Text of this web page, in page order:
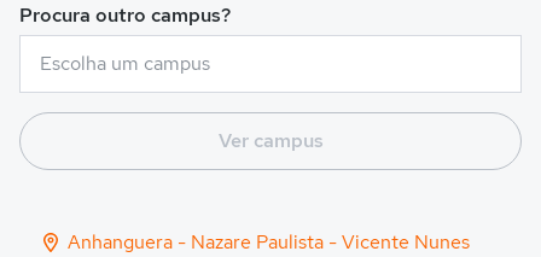
Procura outro campus?
Ver campus
Anhanguera - Nazare Paulista - Vicente Nunes